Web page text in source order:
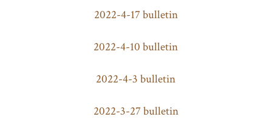
2022-4-17 bulletin
2022-4-10 bulletin
2022-4-3 bulletin
2022-3-27 bulletin